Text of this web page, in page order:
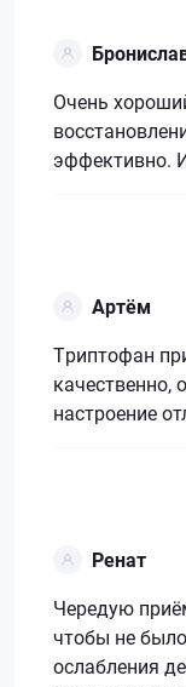
Очень
эффективно.
Артём
Триптофан
качественно,
настроение
Ренат
Чередую
чтобы не
ослабления